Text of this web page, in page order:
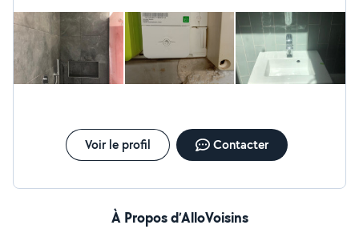
intéressante,fallait juste passer un coup de file et s'excuser
comme ca je passe à une autre personne mais le
professionnalisme ne te parle pas!
Voir le profil Contacter
À Propos d’AlloVoisins